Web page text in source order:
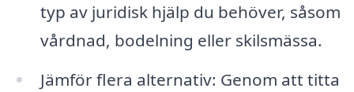
typ av juridisk hjälp du behöver, såsom
vårdnad, bodelning eller skilsmässa.
Jämför flera alternativ: Genom att titta